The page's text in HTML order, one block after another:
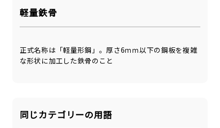
軽量鉄骨
正式名称は「軽量形鋼」。厚さ6ｍｍ以下の鋼板を複雑
な形状に加工した鉄骨のこと
同じカテゴリーの用語